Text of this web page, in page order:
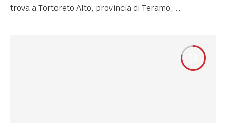
trova a Tortoreto Alto, provincia di Teramo, …